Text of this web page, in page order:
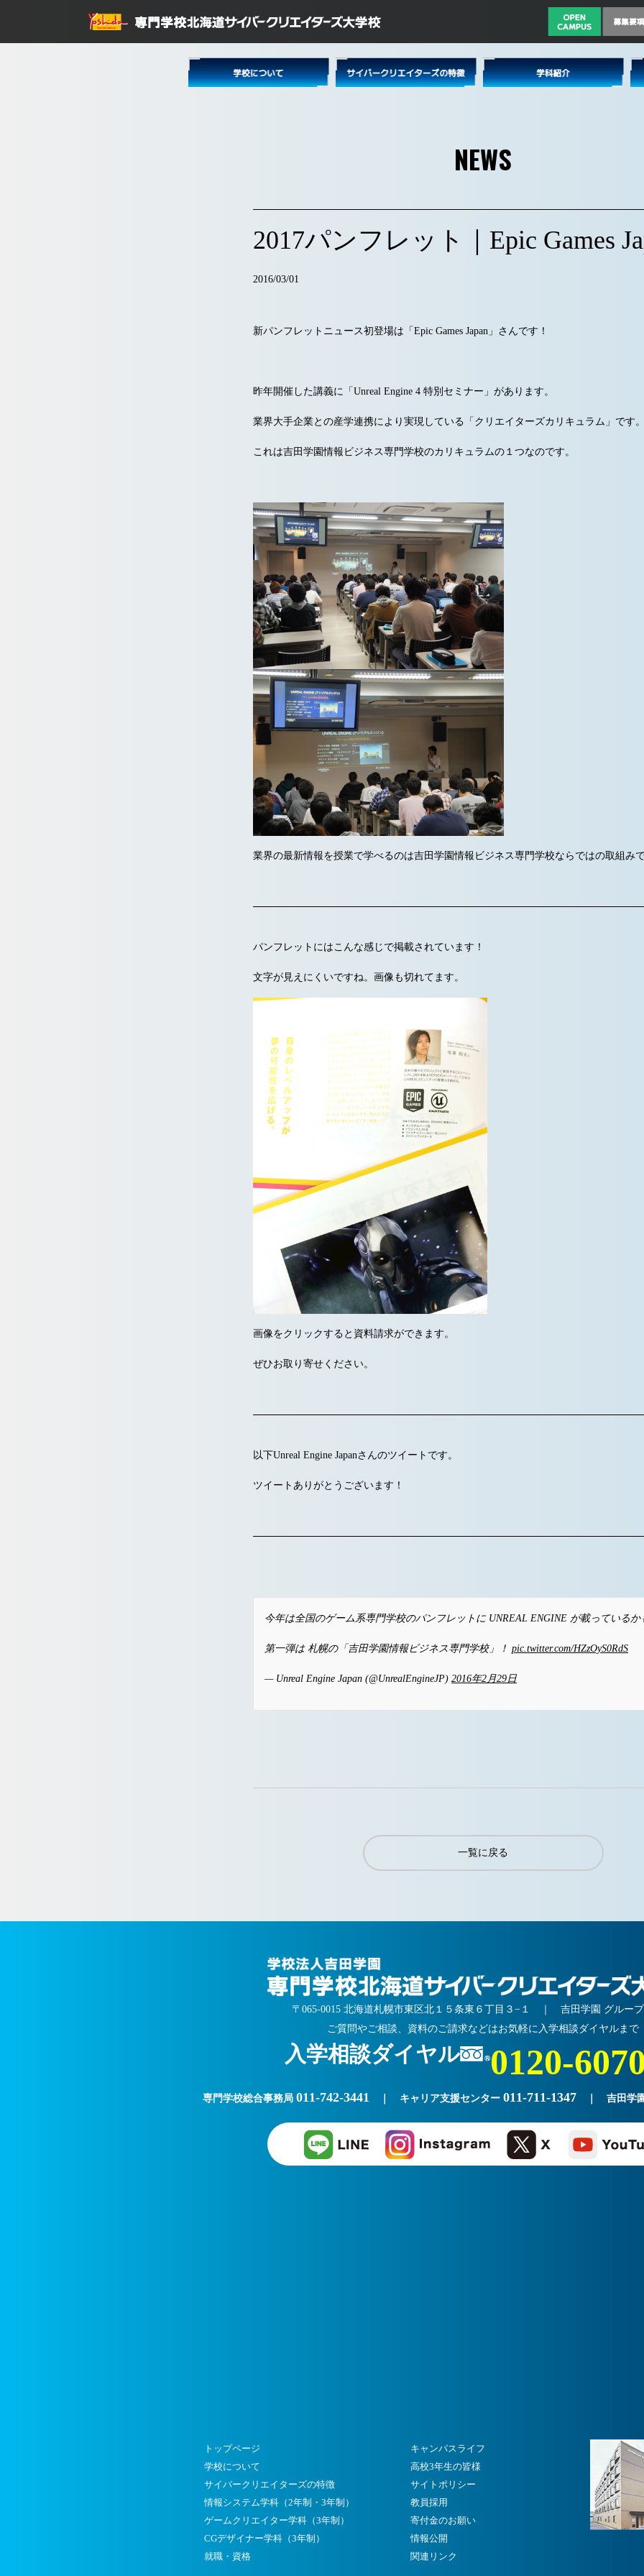
NEWS
2017パンフレット｜Epic Games
2016/03/01
新パンフレットニュース初登場は「Epic Games Japan」さんです！
昨年開催した講義に「Unreal Engine 4 特別セミナー」があります。
業界大手企業との産学連携により実現している「クリエイターズカリキュラム」です
これは吉田学園情報ビジネス専門学校のカリキュラムの１つなのです。
業界の最新情報を授業で学べるのは吉田学園情報ビジネス専門学校ならではの取組み
パンフレットにはこんな感じで掲載されています！
文字が見えにくいですね。画像も切れてます。
画像をクリックすると資料請求ができます。
ぜひお取り寄せください。
以下Unreal Engine Japanさんのツイートです。
ツイートありがとうございます！
今年は全国のゲーム系専門学校のパンフレットに UNREAL ENGINE が載っているか
第一弾は 札幌の「吉田学園情報ビジネス専門学校」！ pic.twitter.com/HZzOyS0RdS
— Unreal Engine Japan (@UnrealEngineJP) 2016年2月29日
一覧に戻る
〒065-0015 北海道札幌市東区北１５条東６丁目３−１ ｜ 吉田学園 グルー
ご質問やご相談、資料のご請求などはお気軽に入学相談ダイヤルまで
入学相談ダイヤル 0120-
専門学校総合事務局 011-742-3441 ｜ キャリア支援センター 011-711-1347 ｜ 吉田学
トップページ
学校について
サイバークリエイターズの特徴
情報システム学科（2年制・3年制）
ゲームクリエイター学科（3年制）
CGデザイナー学科（3年制）
就職・資格
キャンパスライフ
高校3年生の皆様
サイトポリシー
教員採用
寄付金のお願い
情報公開
関連リンク